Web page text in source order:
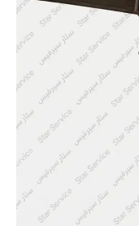
100,00 EGP.